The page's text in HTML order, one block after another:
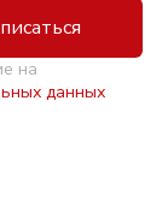
на
данных